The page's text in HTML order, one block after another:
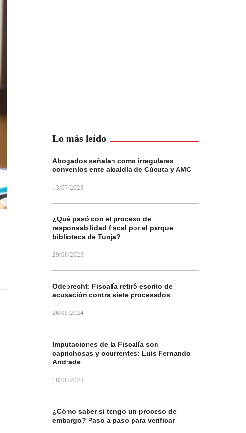
Lo más leído
Abogados señalan como irregulares
convenios ente alcaldía de Cúcuta y AMC
13/07/2023
¿Qué pasó con el proceso de
responsabilidad fiscal por el parque
biblioteca de Tunja?
29/08/2023
Odebrecht: Fiscalía retiró escrito de
acusación contra siete procesados
26/09/2024
Imputaciones de la Fiscalía son
caprichosas y ocurrentes: Luis Fernando
Andrade
18/08/2023
¿Cómo saber si tengo un proceso de
embargo? Paso a paso para verificar